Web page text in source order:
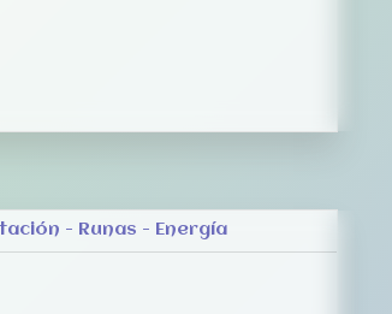
- Runas - Energía